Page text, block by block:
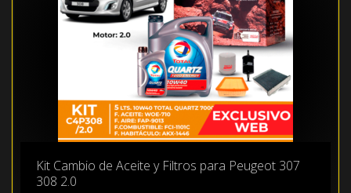
Kit Cambio de Aceite y Filtros para Peugeot 307
308 2.0